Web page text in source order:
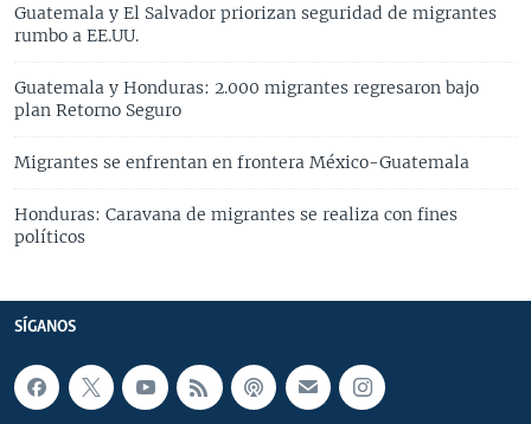
Guatemala y El Salvador priorizan seguridad de migrantes
rumbo a EE.UU.
Guatemala y Honduras: 2.000 migrantes regresaron bajo
plan Retorno Seguro
Migrantes se enfrentan en frontera México-Guatemala
Honduras: Caravana de migrantes se realiza con fines
políticos
SÍGANOS